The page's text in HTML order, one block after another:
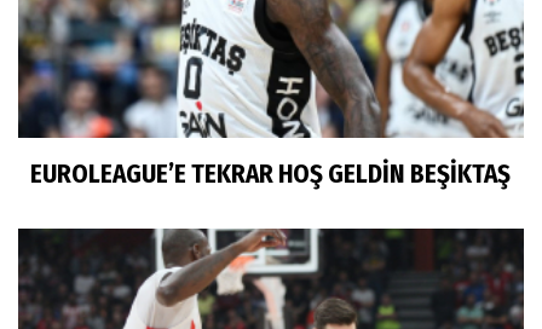
EUROLEAGUE’E TEKRAR HOŞ GELDİN BEŞİKTAŞ